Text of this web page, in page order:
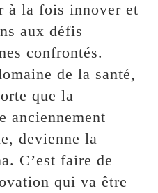
à la fois innover et
aux défis
confrontés.
de la santé,
que la
anciennement
devienne la
C’est faire de
qui va être